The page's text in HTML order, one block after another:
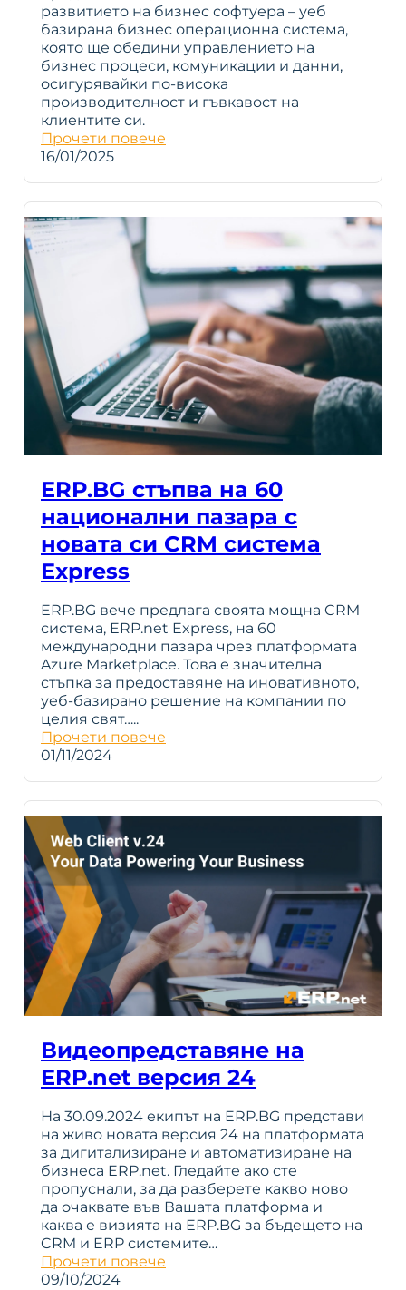
развитието на бизнес софтуера – уеб
базирана бизнес операционна система,
която ще обедини управлението на
бизнес процеси, комуникации и данни,
осигурявайки по-висока
производителност и гъвкавост на
клиентите си.
Прочети повече
16/01/2025
ERP.BG стъпва на 60
национални пазара с
новата си CRM система
Express
ERP.BG вече предлага своята мощна CRM
система, ERP.net Express, на 60
международни пазара чрез платформата
Azure Marketplace. Това е значителна
стъпка за предоставяне на иновативното,
уеб-базирано решение на компании по
целия свят…..
Прочети повече
01/11/2024
Видеопредставяне на
ERP.net версия 24
На 30.09.2024 екипът на ERP.BG представи
на живо новата версия 24 на платформата
за дигитализиране и автоматизиране на
бизнеса ERP.net. Гледайте ако сте
пропуснали, за да разберете какво ново
да очаквате във Вашата платформа и
каква е визията на ERP.BG за бъдещето на
CRM и ERP системите…
Прочети повече
09/10/2024